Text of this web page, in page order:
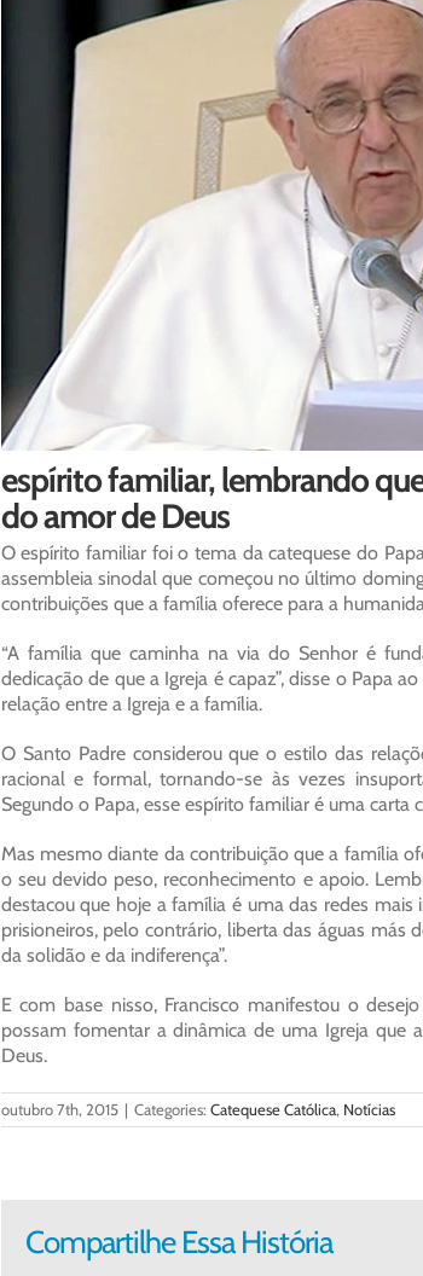
espírito familiar, lembrando
do amor de Deus
O espírito familiar foi o tema da catequese do
assembleia sinodal que começou no último
contribuições que a família oferece para a
“A família que caminha na via do Senhor é
dedicação de que a Igreja é capaz”, disse o Papa
relação entre a Igreja e a família.
O Santo Padre considerou que o estilo das
racional e formal, tornando-se às vezes
Segundo o Papa, esse espírito familiar é uma carta
Mas mesmo diante da contribuição que a família
o seu devido peso, reconhecimento e apoio.
destacou que hoje a família é uma das redes
prisioneiros, pelo contrário, liberta das águas
da solidão e da indiferença”.
E com base nisso, Francisco manifestou o
possam fomentar a dinâmica de uma Igreja que
Deus.
outubro 7th, 2015 | Categories: Catequese Católica, Notícias
Compartilhe Essa História